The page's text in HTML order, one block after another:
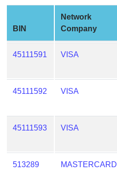
Card
Checker
Service
What
is
IP
Address
IP
Lookup
BIN
Network
Company
45111591 VISA
45111592 VISA
45111593 VISA
513289 MASTERCARD